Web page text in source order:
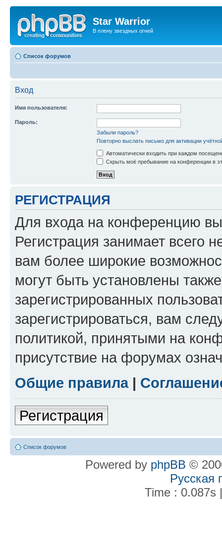
Star Warrior
В плену звездных огней
Список форумов
Вход
Имя пользователя:
Пароль:
Забыли пароль?
Повторно выслать письмо для активации
Автоматически входить при каждом
Скрыть моё пребывание на конференции в
РЕГИСТРАЦИЯ
Для входа на конференцию
Регистрация занимает всего
вам более широкие
могут быть установлены
зарегистрированных
зарегистрироваться, вам
политикой, принятыми на
присутствие на форумах
Общие правила|
Регистрация
Список форумов
Powered by phpBB ©
Русская
Time : 0.087s